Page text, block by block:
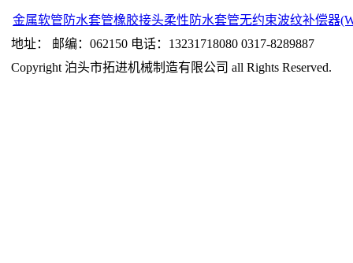
金属软管 防水套管橡胶接头柔性防水套管无约束波纹补偿器
地址： 邮编：062150 电话：13231718080 0317-8289887
Copyright 泊头市拓进机械制造有限公司 all Rights Reserved.